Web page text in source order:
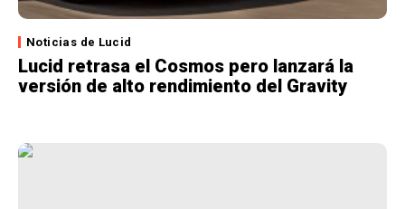
Noticias de Lucid
Lucid retrasa el Cosmos pero lanzará la
versión de alto rendimiento del Gravity